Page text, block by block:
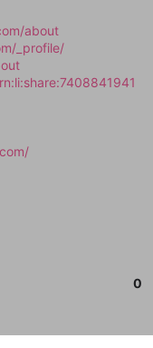
about
_profile/
0
メールで受